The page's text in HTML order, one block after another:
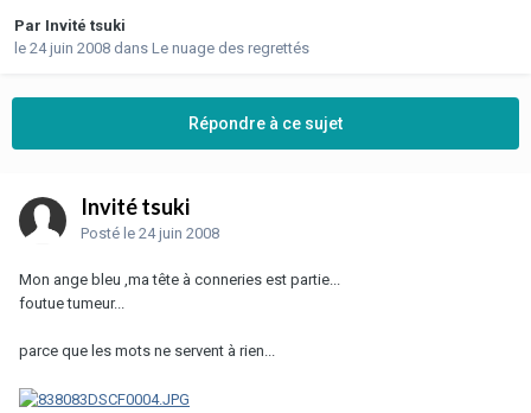
Par Invité tsuki
le 24 juin 2008 dans Le nuage des regrettés
Répondre à ce sujet
Invité tsuki
Posté le 24 juin 2008
Mon ange bleu ,ma tête à conneries est partie...
foutue tumeur...
parce que les mots ne servent à rien...